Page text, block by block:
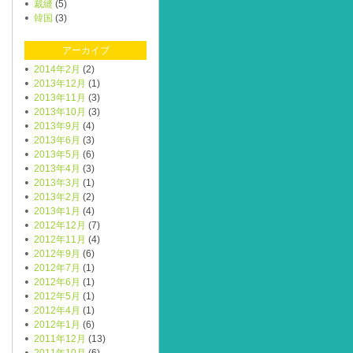
裁縫 (5)
韓国 (3)
アーカイブ
2014年2月 (2)
2013年12月 (1)
2013年11月 (3)
2013年10月 (3)
2013年9月 (4)
2013年6月 (3)
2013年5月 (6)
2013年4月 (3)
2013年3月 (1)
2013年2月 (2)
2013年1月 (4)
2012年12月 (7)
2012年11月 (4)
2012年9月 (6)
2012年7月 (1)
2012年6月 (1)
2012年5月 (1)
2012年4月 (1)
2012年1月 (6)
2011年12月 (13)